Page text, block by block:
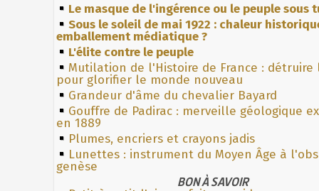
Le masque de l'ingérence ou le peuple sous
Sous le soleil de mai 1922 : chaleur
emballement médiatique ?
L'élite contre le peuple
Mutilation de l'Histoire de France : détruire
pour glorifier le monde nouveau
Grandeur d'âme du chevalier Bayard
Gouffre de Padirac : merveille géologique
en 1889
Plumes, encriers et crayons jadis
Lunettes : instrument du Moyen Âge à
genèse
BON À SAVOIR